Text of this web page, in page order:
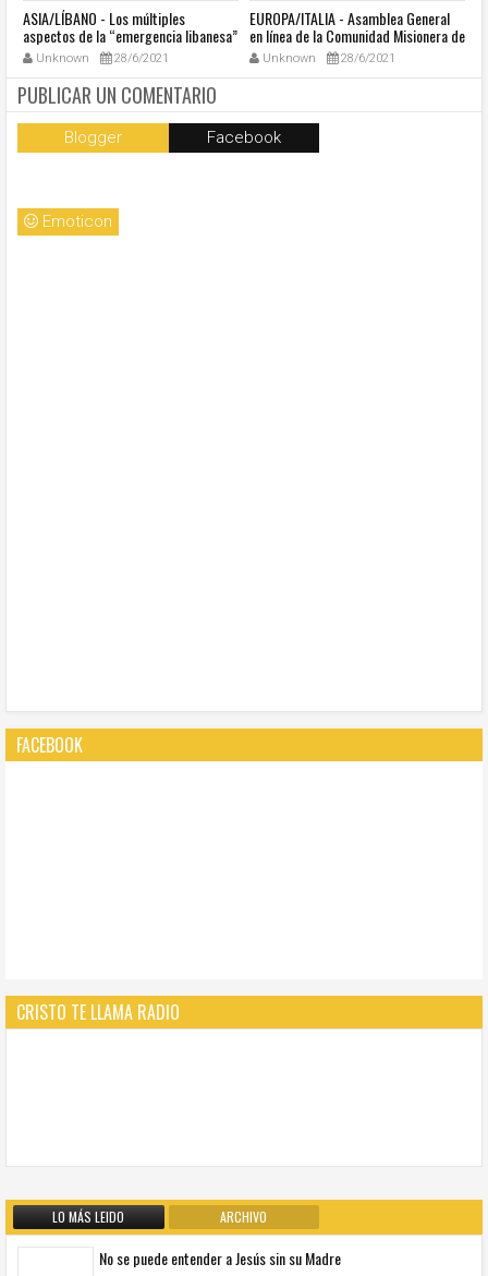
ASIA/LÍBANO - Los múltiples
aspectos de la “emergencia libanesa”
al centro de la cumbre eclesial
convocada por el Papa Francisco
Unknown 28/6/2021
EUROPA/ITALIA - Asamblea General
en línea de la Comunidad Misionera de
Villaregia
Unknown 28/6/2021
PUBLICAR UN COMENTARIO
Blogger Facebook
Emoticon
FACEBOOK
CRISTO TE LLAMA RADIO
LO MÁS LEIDO ARCHIVO
No se puede entender a Jesús sin su Madre